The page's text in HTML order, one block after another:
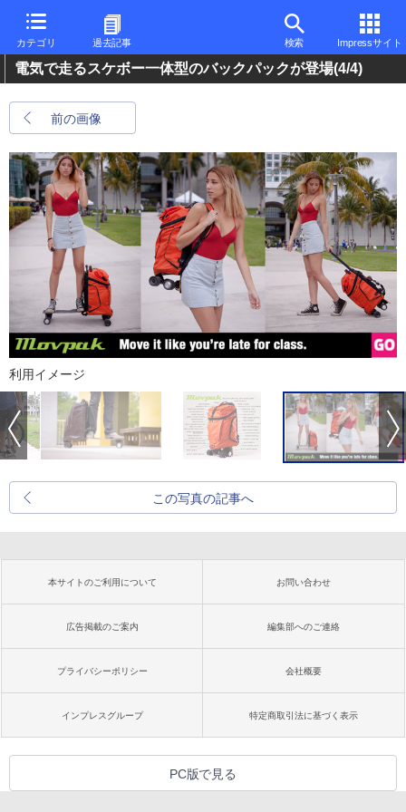
カテゴリ 過去記事 検索 Impressサイト
電気で走るスケボー一体型のバックパックが登場(4/4)
前の画像
利用イメージ
この写真の記事へ
本サイトのご利用について お問い合わせ
広告掲載のご案内 編集部へのご連絡
プライバシーポリシー 会社概要
インプレスグループ 特定商取引法に基づく表示
PC版で見る